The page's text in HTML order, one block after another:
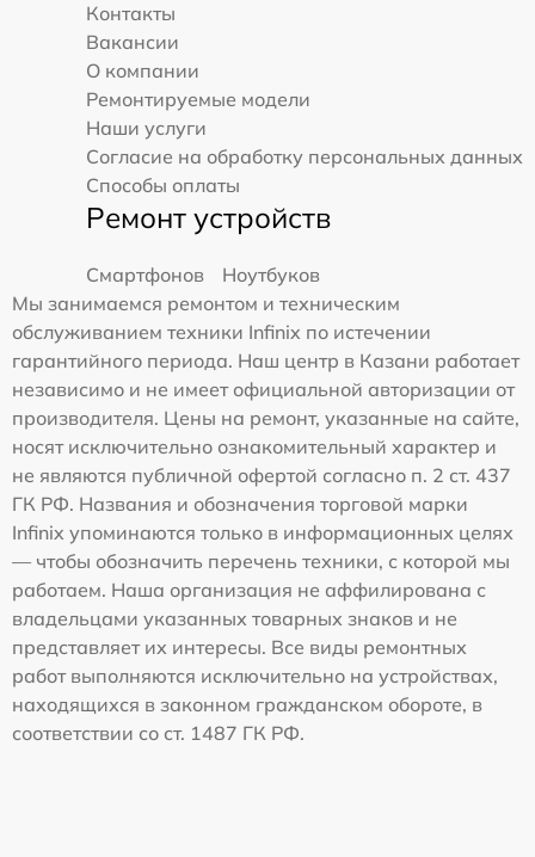
Контакты
Вакансии
О компании
Ремонтируемые модели
Наши услуги
Согласие на обработку персональных данных
Способы оплаты
Ремонт устройств
Смартфонов
Ноутбуков
Мы занимаемся ремонтом и техническим
обслуживанием техники Infinix по истечении
гарантийного периода. Наш центр в Казани работает
независимо и не имеет официальной авторизации от
производителя. Цены на ремонт, указанные на сайте,
носят исключительно ознакомительный характер и
не являются публичной офертой согласно п. 2 ст. 437
ГК РФ. Названия и обозначения торговой марки
Infinix упоминаются только в информационных целях
— чтобы обозначить перечень техники, с которой мы
работаем. Наша организация не аффилирована с
владельцами указанных товарных знаков и не
представляет их интересы. Все виды ремонтных
работ выполняются исключительно на устройствах,
находящихся в законном гражданском обороте, в
соответствии со ст. 1487 ГК РФ.